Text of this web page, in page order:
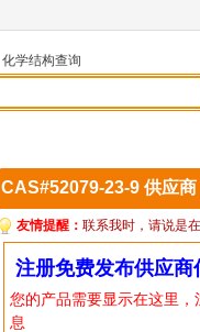
化学结构查询
CAS#52079-23-9 供应商
友情提醒： 联系我时，请说是
注册免费发布供应商
您的产品需要显示在这里
息